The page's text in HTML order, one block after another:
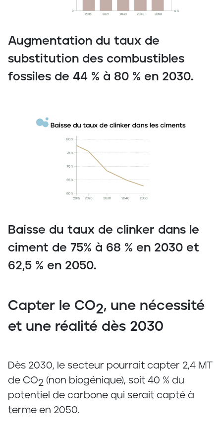
Augmentation du taux de
substitution des combustibles
fossiles de 44 % à 80 % en 2030.
Baisse du taux de clinker dans le
ciment de 75% à 68 % en 2030 et
62,5 % en 2050.
Capter le CO2, une nécessité
et une réalité dès 2030
Dès 2030, le secteur pourrait capter 2,4 MT
de CO2 (non biogénique), soit 40 % du
potentiel de carbone qui serait capté à
terme en 2050.